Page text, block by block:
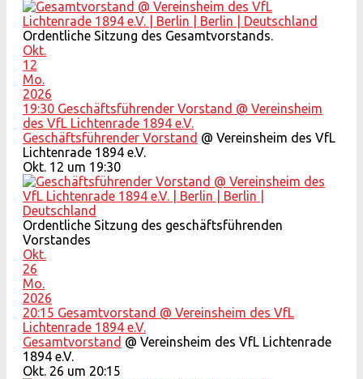
Ordentliche Sitzung des Gesamtvorstands.
Okt.
12
Mo.
2026
19:30 Geschäftsführender Vorstand @ Vereinsheim
des VfL Lichtenrade 1894 e.V.
Geschäftsführender Vorstand @ Vereinsheim des VfL
Lichtenrade 1894 e.V.
Okt. 12 um 19:30
Ordentliche Sitzung des geschäftsführenden
Vorstandes
Okt.
26
Mo.
2026
20:15 Gesamtvorstand @ Vereinsheim des VfL
Lichtenrade 1894 e.V.
Gesamtvorstand @ Vereinsheim des VfL Lichtenrade
1894 e.V.
Okt. 26 um 20:15